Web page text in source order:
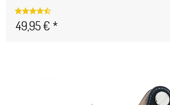
49,95 € *